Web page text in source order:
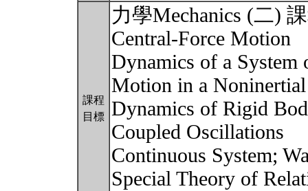
課程
目標
力學Mechanics (二)
Central-Force Motion
Dynamics of a System
Motion in a Noninertial
Dynamics of Rigid
Coupled Oscillations
Continuous System;
Special Theory of